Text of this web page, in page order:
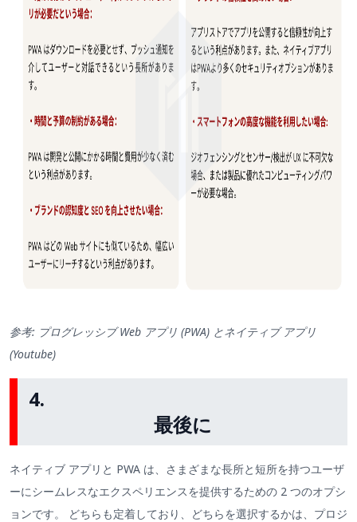
参考: プログレッシブ Web アプリ (PWA) とネイティブ アプリ
(Youtube)
4.
最後に
ネイティブ アプリと PWA は、さまざまな長所と短所を持つユーザ
ーにシームレスなエクスペリエンスを提供するための 2 つのオプシ
ョンです。 どちらも定着しており、どちらを選択するかは、プロジ